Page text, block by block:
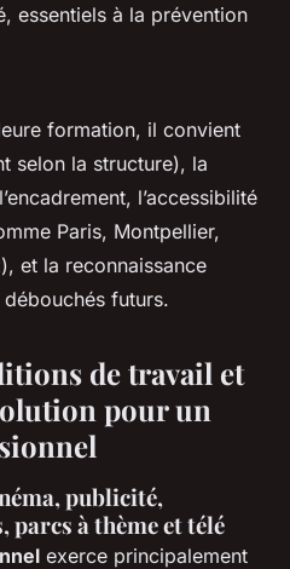
essentiels à la prévention
formation, il convient
selon la structure), la
l’accessibilité
Paris, Montpellier,
et la reconnaissance
futurs.
de travail et
pour un
publicité,
parcs à thème et télé
exerce principalement